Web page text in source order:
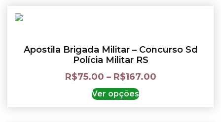
Apostila Brigada Militar – Concurso Sd
Polícia Militar RS
R$75.00 – R$167.00
Ver opções